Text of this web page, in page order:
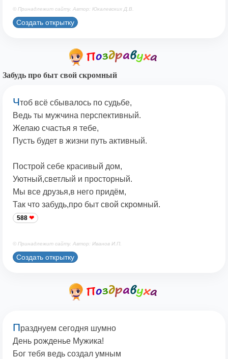
© Принадлежит сайту. Автор: Юкалевских Д.В.
Создать открытку
Забудь про быт свой скромный
Чтоб всё сбывалось по судьбе,
Ведь ты мужчина перспективный.
Желаю счастья я тебе,
Пусть будет в жизни путь активный.
Построй себе красивый дом,
Уютный,светлый и просторный.
Мы все друзья,в него придём,
Так что забудь,про быт свой скромный.
588
© Принадлежит сайту. Автор: Иванов И.П.
Создать открытку
Празднуем сегодня шумно
День рожденье Мужика!
Бог тебя ведь создал умным